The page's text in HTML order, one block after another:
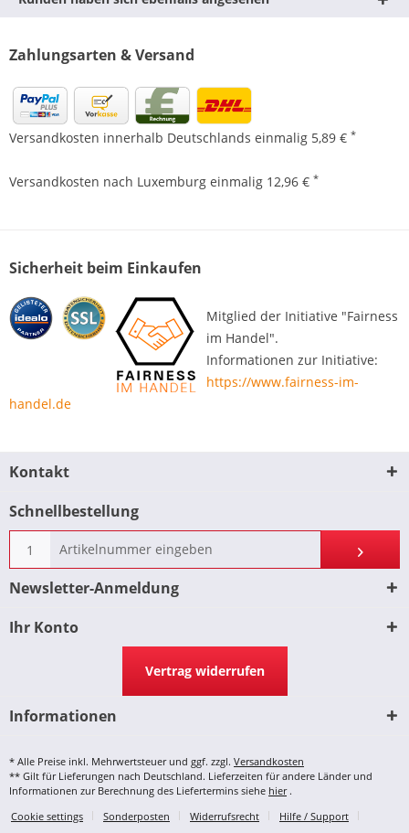
Zahlungsarten & Versand
Versandkosten innerhalb Deutschlands einmalig 5,89 € *
Versandkosten nach Luxemburg einmalig 12,96 € *
Sicherheit beim Einkaufen
Mitglied der Initiative "Fairness
im Handel".
Informationen zur Initiative:
https://www.fairness-im-
handel.de
Kontakt
Schnellbestellung
Newsletter-Anmeldung
Ihr Konto
Vertrag widerrufen
Informationen
* Alle Preise inkl. Mehrwertsteuer und ggf. zzgl. Versandkosten
** Gilt für Lieferungen nach Deutschland. Lieferzeiten für andere Länder und
Informationen zur Berechnung des Liefertermins siehe hier.
Cookie settings
Sonderposten Widerrufsrecht
Hilfe / Support